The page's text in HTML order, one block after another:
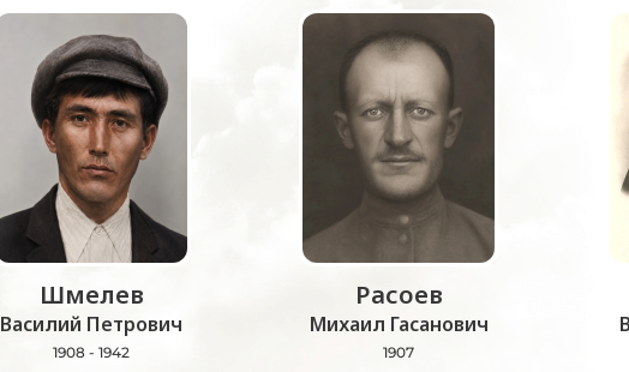
Шмелев
Василий Петрович
1908 - 1942
Расоев
Михаил Гасанович
1907